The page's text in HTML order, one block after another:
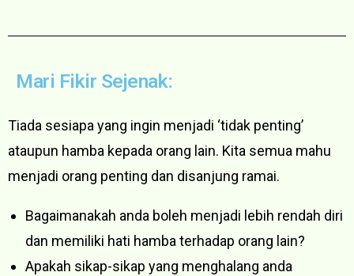
Mari Fikir Sejenak:
Tiada sesiapa yang ingin menjadi ‘tidak penting’
ataupun hamba kepada orang lain. Kita semua mahu
menjadi orang penting dan disanjung ramai.
Bagaimanakah anda boleh menjadi lebih rendah diri
dan memiliki hati hamba terhadap orang lain?
Apakah sikap-sikap yang menghalang anda